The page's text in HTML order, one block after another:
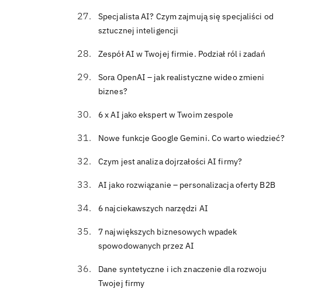
Specjalista AI? Czym zajmują się specjaliści od
sztucznej inteligencji
Zespół AI w Twojej firmie. Podział ról i zadań
Sora OpenAI – jak realistyczne wideo zmieni
biznes?
6 x AI jako ekspert w Twoim zespole
Nowe funkcje Google Gemini. Co warto wiedzieć?
Czym jest analiza dojrzałości AI firmy?
AI jako rozwiązanie – personalizacja oferty B2B
6 najciekawszych narzędzi AI
7 największych biznesowych wpadek
spowodowanych przez AI
Dane syntetyczne i ich znaczenie dla rozwoju
Twojej firmy